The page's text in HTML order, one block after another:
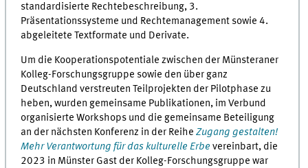
standardisierte Rechtebeschreibung, 3.
Präsentationssysteme und Rechtemanagement sowie 4.
abgeleitete Textformate und Derivate.
Um die Kooperationspotentiale zwischen der Münsteraner
Kolleg-Forschungsgruppe sowie den über ganz
Deutschland verstreuten Teilprojekten der Pilotphase zu
heben, wurden gemeinsame Publikationen, im Verbund
organisierte Workshops und die gemeinsame Beteiligung
an der nächsten Konferenz in der ReiheZugang gestalten!
Mehr Verantwortung für das kulturelle Erbe vereinbart, die
2023 in Münster Gast der Kolleg-Forschungsgruppe war